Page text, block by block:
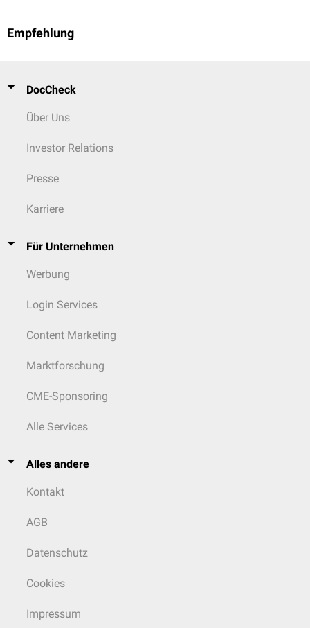
Empfehlung
DocCheck
Über Uns
Investor Relations
Presse
Karriere
Für Unternehmen
Werbung
Login Services
Content Marketing
Marktforschung
CME-Sponsoring
Alle Services
Alles andere
Kontakt
AGB
Datenschutz
Cookies
Impressum